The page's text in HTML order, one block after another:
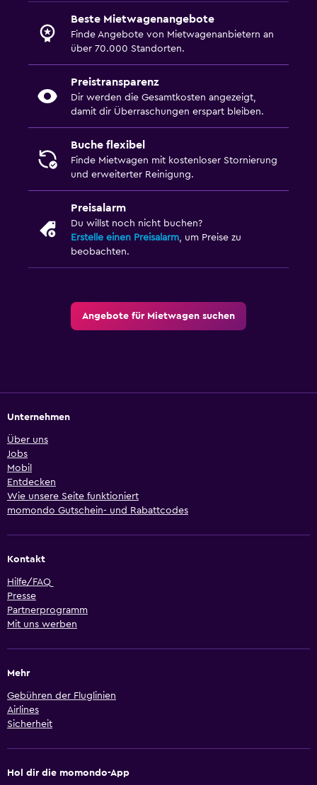
Beste Mietwagenangebote
Finde Angebote von Mietwagenanbietern an
über 70.000 Standorten.
Preistransparenz
Dir werden die Gesamtkosten angezeigt,
damit dir Überraschungen erspart bleiben.
Buche flexibel
Finde Mietwagen mit kostenloser Stornierung
und erweiterter Reinigung.
Preisalarm
Du willst noch nicht buchen?
Erstelle einen Preisalarm, um Preise zu
beobachten.
Angebote für Mietwagen suchen
Unternehmen
Über uns
Jobs
Mobil
Entdecken
Wie unsere Seite funktioniert
momondo Gutschein- und Rabattcodes
Kontakt
Hilfe/FAQ
Presse
Partnerprogramm
Mit uns werben
Mehr
Gebühren der Fluglinien
Airlines
Sicherheit
Hol dir die momondo-App